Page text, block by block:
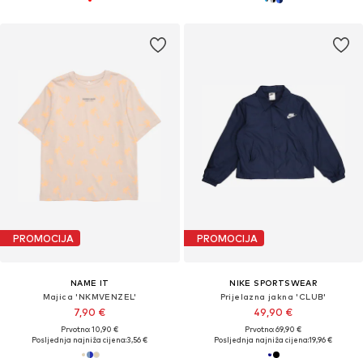
PROMOCIJA
NAME IT
Majica 'NKMVENZEL'
7,90 €
Prvotno: 10,90 €
Posljednja najniža cijena:3,56 €
PROMOCIJA
NIKE SPORTSWEAR
Prijelazna jakna 'CLUB'
49,90 €
Prvotno: 69,90 €
Posljednja najniža cijena:19,96 €